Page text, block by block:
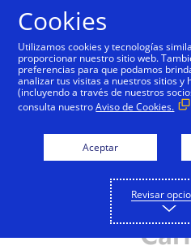
NOTAS DE
Visa y HST
para
de Pago
América
Cookies
Utilizamos cookies y tecnologías
proporcionar nuestro sitio web.
preferencias para que podamos
analizar tus visitas a nuestros sitios
(incluyendo a través de nuestros
consulta nuestroAviso de Cookies.
Aceptar
Revisar